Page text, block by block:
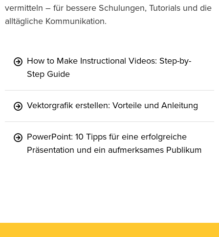
vermitteln – für bessere Schulungen, Tutorials und die
alltägliche Kommunikation.
How to Make Instructional Videos: Step-by-
Step Guide
Vektorgrafik erstellen: Vorteile und Anleitung
PowerPoint: 10 Tipps für eine erfolgreiche
Präsentation und ein aufmerksames Publikum